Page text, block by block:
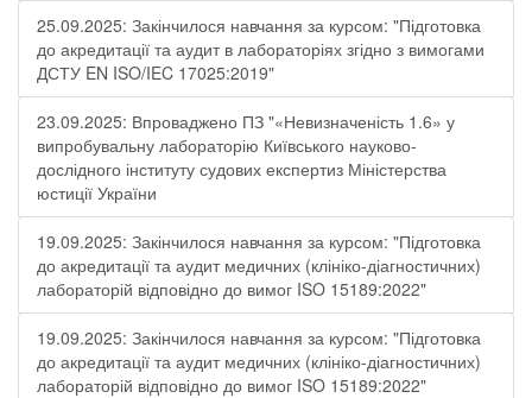
25.09.2025: Закінчилося навчання за курсом: "Підготовка
до акредитації та аудит в лабораторіях згідно з вимогами
ДСТУ EN ISO/IEC 17025:2019"
23.09.2025: Впроваджено ПЗ "«Невизначеність 1.6» у
випробувальну лабораторію Київського науково-
дослідного інституту судових експертиз Міністерства
юстиції України
19.09.2025: Закінчилося навчання за курсом: "Підготовка
до акредитації та аудит медичних (клініко-діагностичних)
лабораторій відповідно до вимог ISO 15189:2022"
19.09.2025: Закінчилося навчання за курсом: "Підготовка
до акредитації та аудит медичних (клініко-діагностичних)
лабораторій відповідно до вимог ISO 15189:2022"